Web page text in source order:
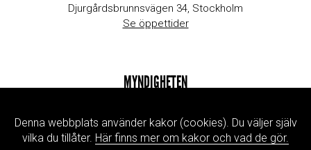
Denna webbplats använder kakor (cookies). Du väljer själv
vilka du tillåter. Här finns mer om kakor och vad de gör.
Djurgårdsbrunnsvägen 34, Stockholm
Se öppettider
MYNDIGHETEN
Jobb & praktik
Press